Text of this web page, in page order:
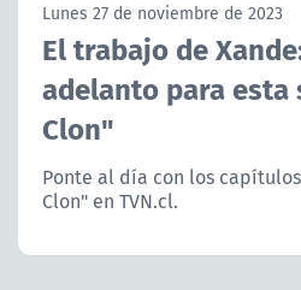
ACTUALIDAD Y TENDENCIAS
CORPORATIVO Y
CANAL DE DENUNCIAS
ÁREA DE PROYECTOS
Lunes 27 de noviembre de 2023
El trabajo de
adelanto para esta
Clon"
Ponte al día con los
Clon" en TVN.cl.